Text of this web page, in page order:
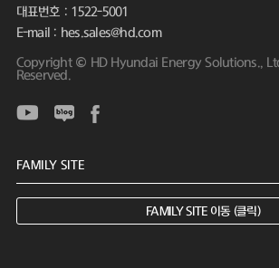
대표번호 : 1522-5001
E-mail : hes.sales@hd.com
Copyright © HD Hyundai Energy Solutions.,
Reserved.
FAMILY SITE 이동 (클릭)